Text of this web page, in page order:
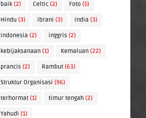
baik (2) Celtic (2) Foto (5)
Hindu (3) ibrani (3) India (3)
Indonesia (2) inggris (2)
kebijaksanaan (1) Kemaluan (22)
prancis (2) Rambut (63)
Struktur Organisasi (96)
terhormat (1) timur tengah (2)
Yahudi (1)